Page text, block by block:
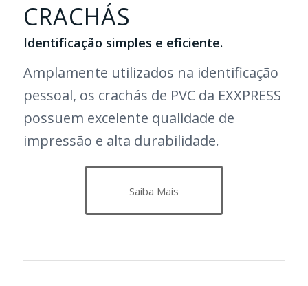
CRACHÁS
Identificação simples e eficiente.
Amplamente utilizados na identificação
pessoal, os crachás de PVC da EXXPRESS
possuem excelente qualidade de
impressão e alta durabilidade.
Saiba Mais